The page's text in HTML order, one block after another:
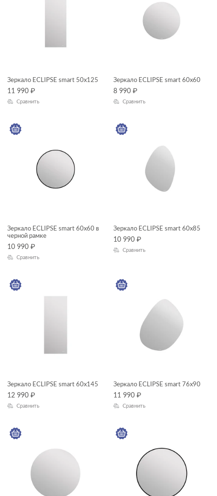
Зеркало ECLIPSE smart 50х125
11 990 ₽
Сравнить
Зеркало ECLIPSE smart 60x60
8 990 ₽
Сравнить
Зеркало ECLIPSE smart 60x60 в
черной рамке
10 990 ₽
Сравнить
Зеркало ECLIPSE smart 60x85
10 990 ₽
Сравнить
Зеркало ECLIPSE smart 60х145
12 990 ₽
Сравнить
Зеркало ECLIPSE smart 76x90
11 990 ₽
Сравнить